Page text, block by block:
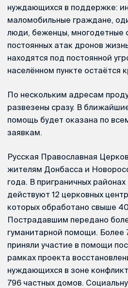
нуждающихся в поддержке:
маломобильные граждане,
люди, беженцы, многодетные
постоянных атак дронов
находятся под постоянной
населённом пункте остаётся
По нескольким адресам
развезены сразу. В
помощь будет оказана по
заявкам.
Русская Православная
жителям Донбасса и
года. В приграничных
действуют 12 церковных
которых обработано свыше
Пострадавшим передано
гуманитарной помощи. Более
приняли участие в помощи
рамках проекта
нуждающихся в зоне
796 частных домов.